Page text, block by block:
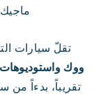
تقلّ سيارات
ووك
تقريباً، بدءاً من